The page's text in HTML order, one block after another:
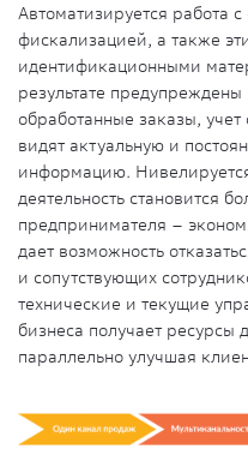
Автоматизируется работа
фискализацией, а также
идентификационными
результате
обработанные заказы,
видят актуальную и
информацию.
деятельность становится
предпринимателя –
дает возможность
и сопутствующих
технические и текущие
бизнеса получает ресурсы
параллельно улучшая